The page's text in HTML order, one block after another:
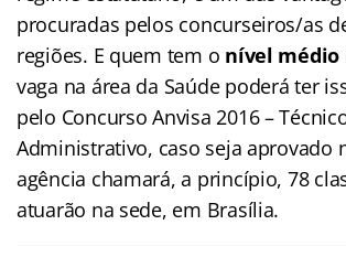
procuradas pelos concurseiros/as
regiões. E quem tem o nível médio
vaga na área da Saúde poderá ter
pelo Concurso Anvisa 2016 –
Administrativo, caso seja aprovado
agência chamará, a princípio, 78
atuarão na sede, em Brasília.